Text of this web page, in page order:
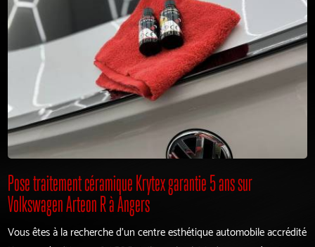
Pose traitement céramique Krytex garantie 5 ans sur
Volkswagen Arteon R à Angers
Vous êtes à la recherche d'un centre esthétique automobile accrédité